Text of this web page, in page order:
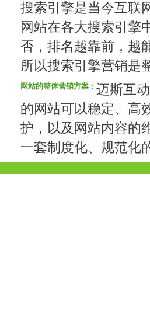
搜索引擎是当今互联
网站在各大搜索引擎
否，排名越靠前，越
所以搜索引擎营销是
网站的整体营销方案： 迈斯互
的网站可以稳定、高
护，以及网站内容的
一套制度化、规范化